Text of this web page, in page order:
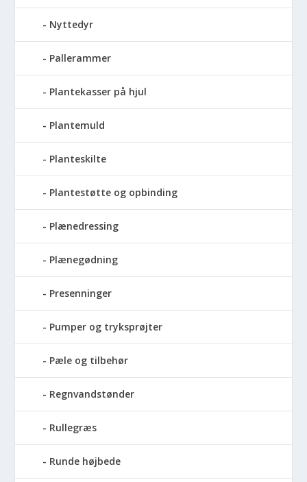
Nyttedyr
Pallerammer
Plantekasser på hjul
Plantemuld
Planteskilte
Plantestøtte og opbinding
Plænedressing
Plænegødning
Presenninger
Pumper og tryksprøjter
Pæle og tilbehør
Regnvandstønder
Rullegræs
Runde højbede